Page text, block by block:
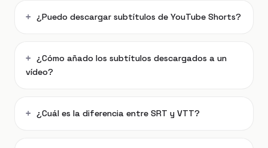
¿Puedo descargar subtítulos de YouTube Shorts?
¿Cómo añado los subtítulos descargados a un
vídeo?
¿Cuál es la diferencia entre SRT y VTT?